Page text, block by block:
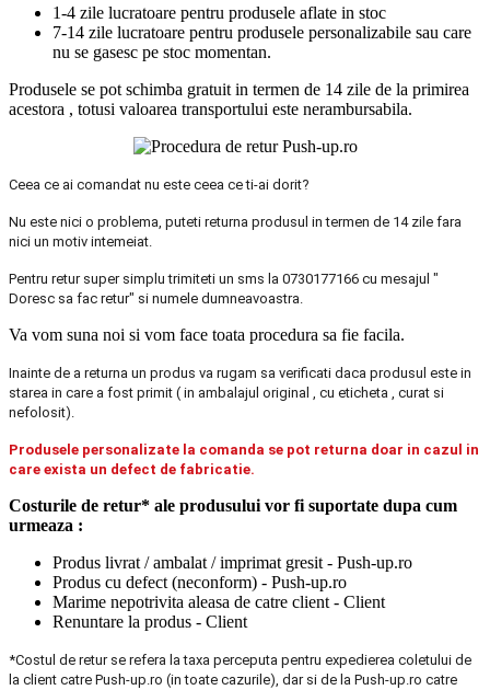
1-4 zile lucratoare pentru produsele aflate in stoc
7-14 zile lucratoare pentru produsele personalizabile sau care
nu se gasesc pe stoc momentan.
Produsele se pot schimba gratuit in termen de 14 zile de la primirea
acestora , totusi valoarea transportului este nerambursabila.
Ceea ce ai comandat nu este ceea ce ti-ai dorit?
Nu este nici o problema, puteti returna produsul in termen de 14 zile fara
nici un motiv intemeiat.
Pentru retur super simplu trimiteti un sms la 0730177166 cu mesajul "
Doresc sa fac retur" si numele dumneavoastra.
Va vom suna noi si vom face toata procedura sa fie facila.
Inainte de a returna un produs va rugam sa verificati daca produsul este in
starea in care a fost primit ( in ambalajul original , cu eticheta , curat si
nefolosit).
Produsele personalizate la comanda se pot returna doar in cazul in
care exista un defect de fabricatie.
Costurile de retur* ale produsului vor fi suportate dupa cum
urmeaza :
Produs livrat / ambalat / imprimat gresit - Push-up.ro
Produs cu defect (neconform) - Push-up.ro
Marime nepotrivita aleasa de catre client - Client
Renuntare la produs - Client
*Costul de retur se refera la taxa perceputa pentru expedierea coletului de
la client catre Push-up.ro (in toate cazurile), dar si de la Push-up.ro catre